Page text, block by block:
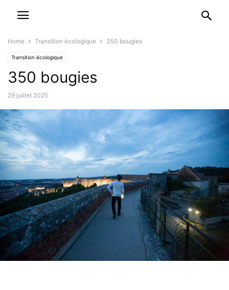
Home Transition écologique 350 bougies
Transition écologique
350 bougies
29 juillet 2025